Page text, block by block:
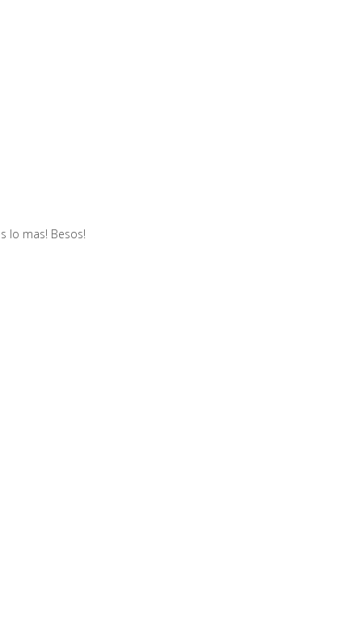
lo mas! Besos!